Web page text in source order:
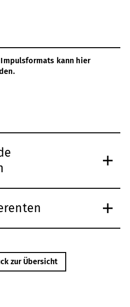
kann hier
zur Übersicht